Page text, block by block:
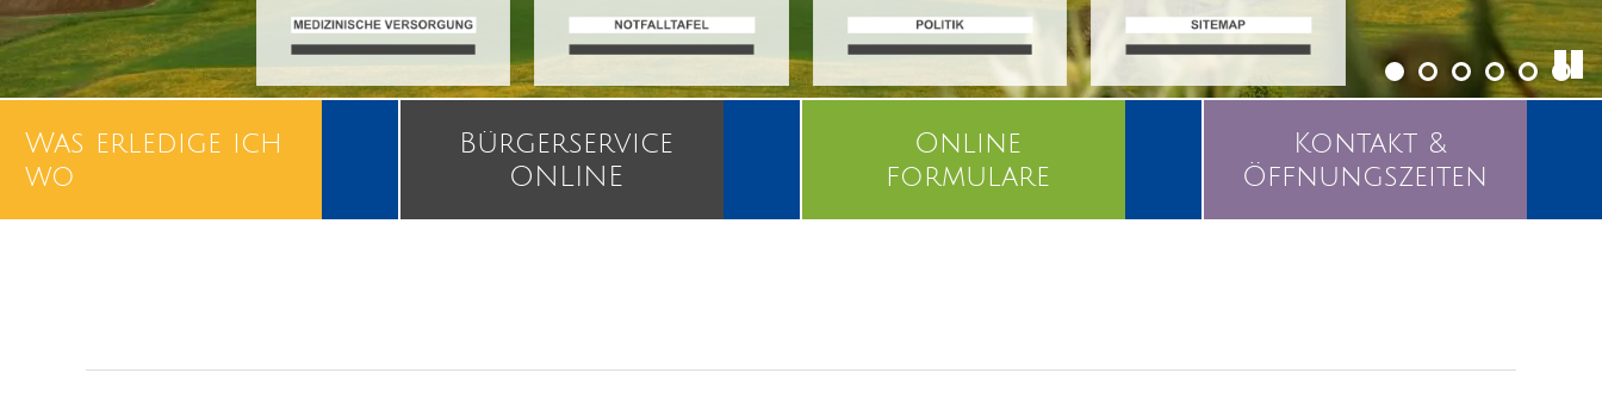
Was erledige ich
wo
Bürgerservice
ONLINE
Online
formulare
Kontakt &
Öffnungszeiten